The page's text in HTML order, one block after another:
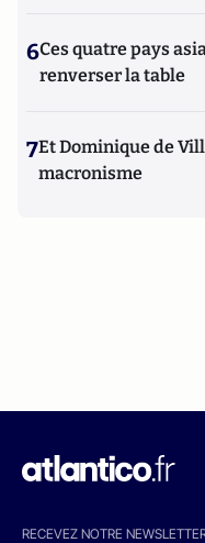
6Ces quatre pays
renverser la table
7Et Dominique de
macronisme
RECEVEZ NOTRE